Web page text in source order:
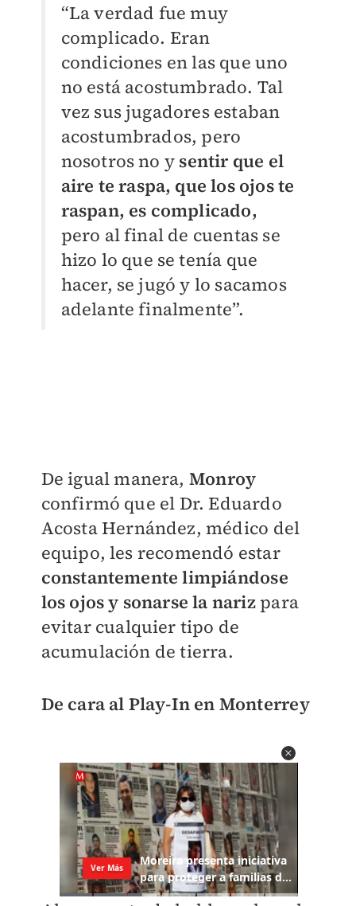
“La verdad fue muy
complicado. Eran
condiciones en las que uno
no está acostumbrado. Tal
vez sus jugadores estaban
acostumbrados, pero
nosotros no y sentir que el
aire te raspa, que los ojos te
raspan, es complicado,
pero al final de cuentas se
hizo lo que se tenía que
hacer, se jugó y lo sacamos
adelante finalmente”.
De igual manera, Monroy
confirmó que el Dr. Eduardo
Acosta Hernández, médico del
equipo, les recomendó estar
constantemente limpiándose
los ojos y sonarse la narizpara
evitar cualquier tipo de
acumulación de tierra.
De cara al Play-In en Monterrey